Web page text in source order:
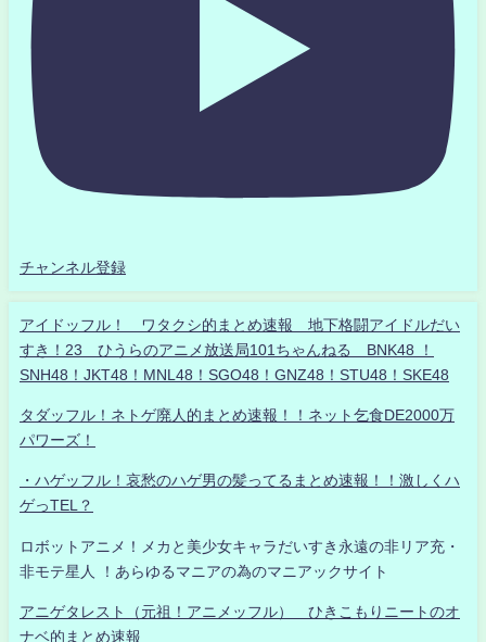
チャンネル登録
アイドッフル！ ワタクシ的まとめ速報 地下格闘アイドルだい
すき！23 ひうらのアニメ放送局101ちゃんねる BNK48 ！
SNH48！JKT48！MNL48！SGO48！GNZ48！STU48！SKE48
タダッフル！ネトゲ廃人的まとめ速報！！ネット乞食DE2000万
パワーズ！
・ハゲッフル！哀愁のハゲ男の髪ってるまとめ速報！！激しくハ
ゲっTEL？
ロボットアニメ！メカと美少女キャラだいすき永遠の非リア充・
非モテ星人 ！あらゆるマニアの為のマニアックサイト
アニゲタレスト（元祖！アニメッフル） ひきこもりニートのオ
ナベ的まとめ速報